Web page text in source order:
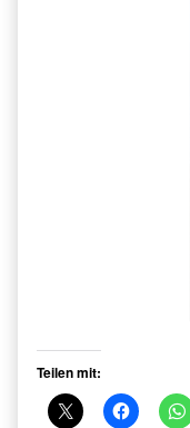
Teilen mit: